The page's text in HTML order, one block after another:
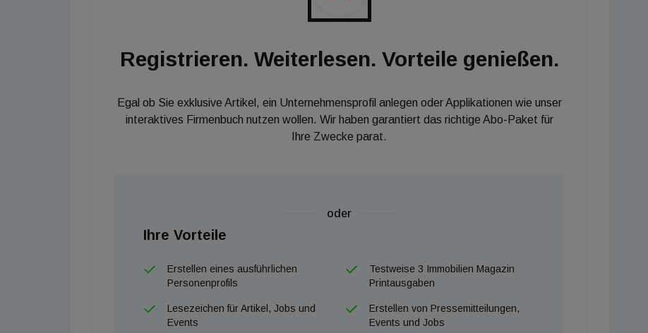
Registrieren. Weiterlesen. Vorteile genießen.
Egal ob Sie exklusive Artikel, ein Unternehmensprofil anlegen oder Applikationen wie unser
interaktives Firmenbuch nutzen wollen. Wir haben garantiert das richtige Abo-Paket für
Ihre Zwecke parat.
oder
Ihre Vorteile
Erstellen eines ausführlichen
Personenprofils
Testweise 3 Immobilien Magazin
Printausgaben
Lesezeichen für Artikel, Jobs und
Events
Erstellen von Pressemitteilungen,
Events und Jobs